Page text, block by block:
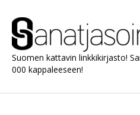
sisältöön
Suomen kattavin linkkikirjasto!
000 kappaleeseen!